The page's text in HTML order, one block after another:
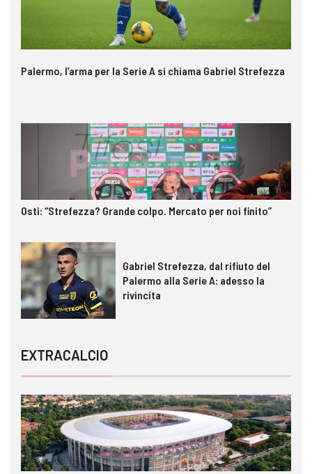
Palermo, l’arma per la Serie A si chiama Gabriel Strefezza
Osti: “Strefezza? Grande colpo. Mercato per noi finito”
Gabriel Strefezza, dal rifiuto del
Palermo alla Serie A: adesso la
rivincita
EXTRACALCIO